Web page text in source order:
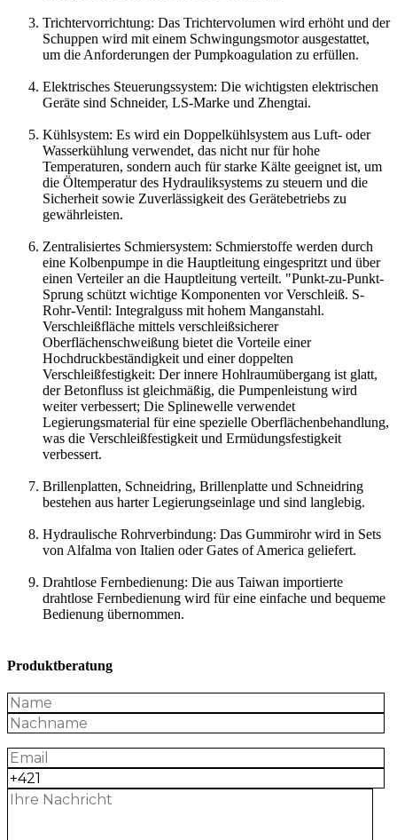
Trichtervorrichtung: Das Trichtervolumen wird erhöht und der
Schuppen wird mit einem Schwingungsmotor ausgestattet,
um die Anforderungen der Pumpkoagulation zu erfüllen.
Elektrisches Steuerungssystem: Die wichtigsten elektrischen
Geräte sind Schneider, LS-Marke und Zhengtai.
Kühlsystem: Es wird ein Doppelkühlsystem aus Luft- oder
Wasserkühlung verwendet, das nicht nur für hohe
Temperaturen, sondern auch für starke Kälte geeignet ist, um
die Öltemperatur des Hydrauliksystems zu steuern und die
Sicherheit sowie Zuverlässigkeit des Gerätebetriebs zu
gewährleisten.
Zentralisiertes Schmiersystem: Schmierstoffe werden durch
eine Kolbenpumpe in die Hauptleitung eingespritzt und über
einen Verteiler an die Hauptleitung verteilt. "Punkt-zu-Punkt-
Sprung schützt wichtige Komponenten vor Verschleiß. S-
Rohr-Ventil: Integralguss mit hohem Manganstahl.
Verschleißfläche mittels verschleißsicherer
Oberflächenschweißung bietet die Vorteile einer
Hochdruckbeständigkeit und einer doppelten
Verschleißfestigkeit: Der innere Hohlraumübergang ist glatt,
der Betonfluss ist gleichmäßig, die Pumpenleistung wird
weiter verbessert; Die Splinewelle verwendet
Legierungsmaterial für eine spezielle Oberflächenbehandlung,
was die Verschleißfestigkeit und Ermüdungsfestigkeit
verbessert.
Brillenplatten, Schneidring, Brillenplatte und Schneidring
bestehen aus harter Legierungseinlage und sind langlebig.
Hydraulische Rohrverbindung: Das Gummirohr wird in Sets
von Alfalma von Italien oder Gates of America geliefert.
Drahtlose Fernbedienung: Die aus Taiwan importierte
drahtlose Fernbedienung wird für eine einfache und bequeme
Bedienung übernommen.
Produktberatung